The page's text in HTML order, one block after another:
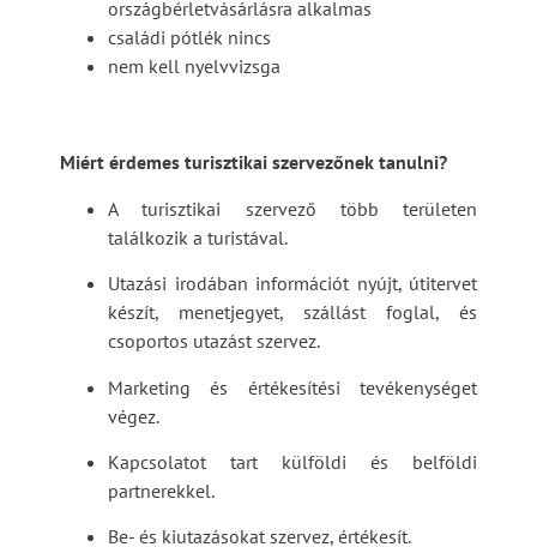
országbérletvásárlásra alkalmas
családi pótlék nincs
nem kell nyelvvizsga
Miért érdemes turisztikai szervezőnek tanulni?
A turisztikai szervező több területen
találkozik a turistával.
Utazási irodában információt nyújt, útitervet
készít, menetjegyet, szállást foglal, és
csoportos utazást szervez.
Marketing és értékesítési tevékenységet
végez.
Kapcsolatot tart külföldi és belföldi
partnerekkel.
Be- és kiutazásokat szervez, értékesít.